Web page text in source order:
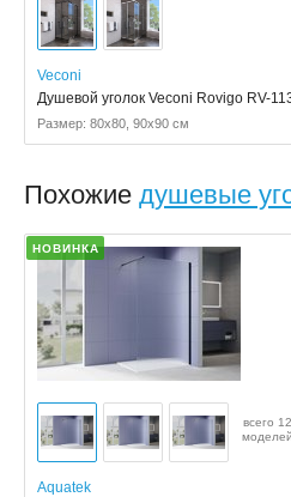
Veconi
Душевой уголок Veconi Rovigo RV-
Размер: 80x80, 90x90 см
Похожие душевые
НОВИНКА
всего 12
моделей
Aquatek